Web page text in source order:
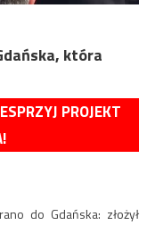
która
PROJEKT
do Gdańska: złożył